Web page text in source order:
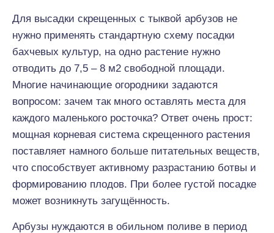
Для высадки скрещенных с тыквой арбузов не
нужно применять стандартную схему посадки
бахчевых культур, на одно растение нужно
отводить до 7,5 – 8 м2 свободной площади.
Многие начинающие огородники задаются
вопросом: зачем так много оставлять места для
каждого маленького росточка? Ответ очень прост:
мощная корневая система скрещенного растения
поставляет намного больше питательных веществ,
что способствует активному разрастанию ботвы и
формированию плодов. При более густой посадке
может возникнуть загущённость.
Арбузы нуждаются в обильном поливе в период